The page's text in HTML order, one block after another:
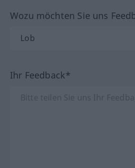
Wozu möchten Sie uns
Ihr Feedback*